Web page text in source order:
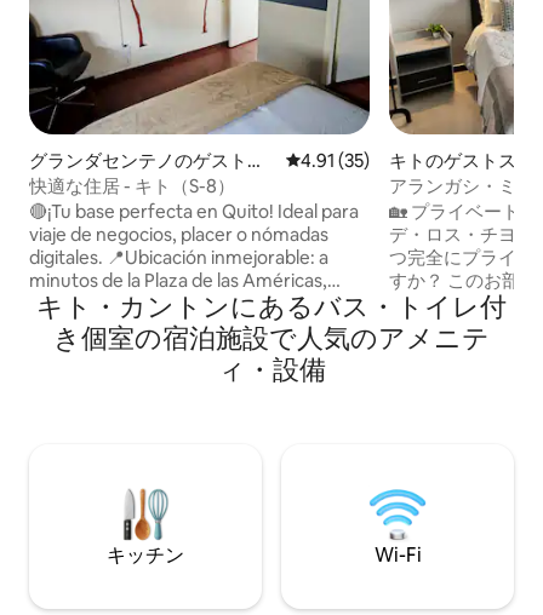
グランダセンテノのゲストス
イート
レビュー35件、5つ星中4.91つ
4.91 (35)
快適な住居 - キト（S-8）
🔴¡Tu base perfecta en Quito! Ideal para
viaje de negocios, placer o nómadas
digitales. 📍Ubicación inmejorable: a
minutos de la Plaza de las Américas,
centro financiero y Metro. Conoce otras
opciones en la misma propiedad:
www.airbnb.com.ec/p/quitosuiteshome
キトのゲストスイ
アランガシ・ミ
谷 キト
🏡 プライベート
デ・ロス・チヨス
つ完全にプライベ
すか？ このお部
最適です： 💻 リ
短期滞在。 ✨ カ
💰 長期滞在向けの特別
年営業。
キト・カントンにあるバス・トイレ付
き個室の宿泊施設で人気のアメニテ
ィ・設備
キッチン Wi-Fi